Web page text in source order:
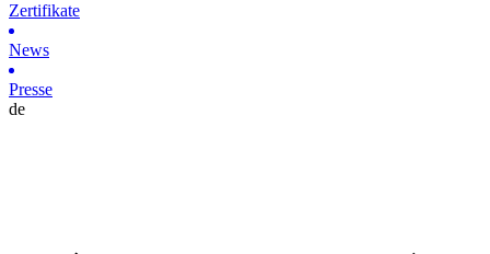
Zertifikate
News
Presse
de